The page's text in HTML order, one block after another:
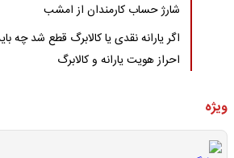
شارژ حساب کارمندان از امشب
اگر یارانه نقدی یا کالابرگ قطع شد چه
احراز هویت یارانه و کالابرگ
ویژه